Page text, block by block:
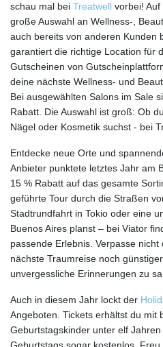
schau mal bei Treatwell vorbei!
große Auswahl an Wellness-,
auch bereits von anderen Kunden
garantiert die richtige Location für
Gutscheinen von
deine nächste Wellness- und
Bei ausgewählten Salons im Sale
Rabatt. Die Auswahl ist groß: Ob
Nägel oder Kosmetik suchst - bei
Entdecke neue Orte und
Anbieter punktete letztes Jahr am
15 % Rabatt auf das gesamte
geführte Tour durch die Straßen
Stadtrundfahrt in Tokio oder eine
Buenos Aires planst – bei Viator
passende Erlebnis. Verpasse
nächste Traumreise noch
unvergessliche Erinnerungen zu
Auch in diesem Jahr lockt der
Angeboten. Tickets erhältst du mit
Geburtstagskinder unter elf